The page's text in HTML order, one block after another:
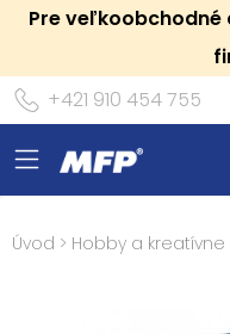
Pre
+421 910 454 755
Úvod > Hobby a